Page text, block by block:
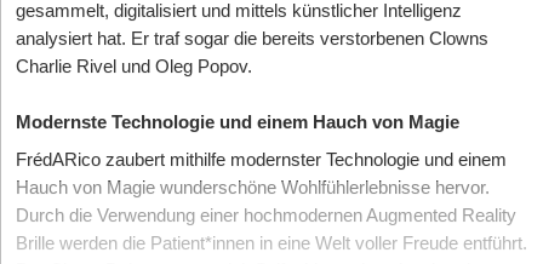
gesammelt, digitalisiert und mittels künstlicher Intelligenz
analysiert hat. Er traf sogar die bereits verstorbenen Clowns
Charlie Rivel und Oleg Popov.
Modernste Technologie und einem Hauch von Magie
FrédARico zaubert mithilfe modernster Technologie und einem
Hauch von Magie wunderschöne Wohlfühlerlebnisse hervor.
Durch die Verwendung einer hochmodernen Augmented Reality
Brille werden die Patient*innen in eine Welt voller Freude entführt.